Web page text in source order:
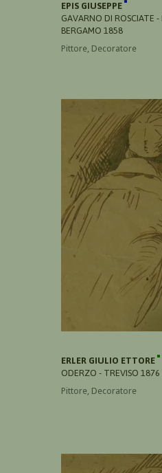
EPIS GIUSEPPE
GAVARNO DI ROSCIATE
BERGAMO 1858
Pittore, Decoratore
ERLER GIULIO ETTORE
ODERZO - TREVISO
Pittore, Decoratore